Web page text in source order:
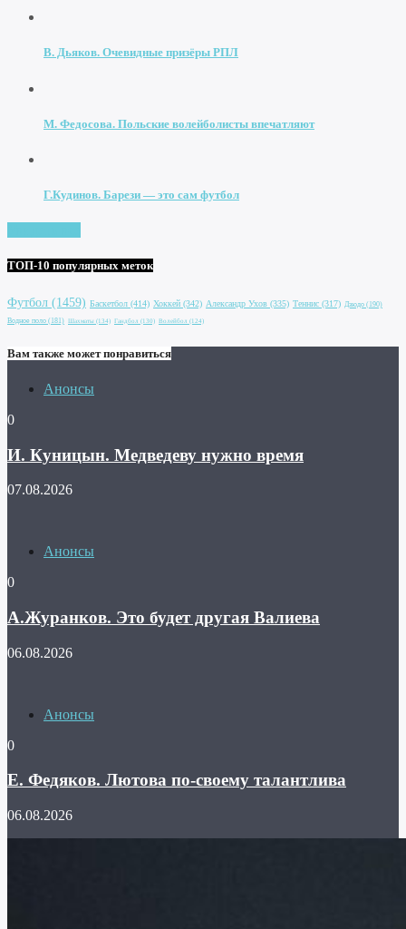
В. Дьяков. Очевидные призёры РПЛ
М. Федосова. Польские волейболисты впечатляют
Г.Кудинов. Барези — это сам футбол
ТОП-10 популярных меток
Футбол (1459) Баскетбол (414) Хоккей (342) Александр Ухов (335) Теннис (317) Дзюдо (190)
Водное поло (181) Шахматы (134) Гандбол (130) Волейбол (124)
Вам также может понравиться
Анонсы
0
И. Куницын. Медведеву нужно время
07.08.2026
Анонсы
0
А.Журанков. Это будет другая Валиева
06.08.2026
Анонсы
0
Е. Федяков. Лютова по-своему талантлива
06.08.2026